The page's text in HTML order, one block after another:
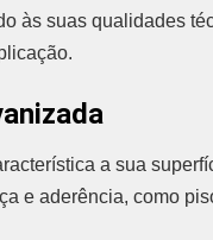
às suas qualidades
a sua
e aderência, como